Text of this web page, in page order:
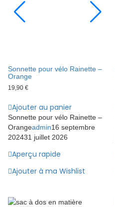
Sonnette pour vélo Rainette –
Orange
19,90 €
Ajouter au panier
Sonnette pour vélo Rainette –
Orangeadmin16 septembre
202431 juillet 2026
Aperçu rapide
Ajouter à ma Wishlist